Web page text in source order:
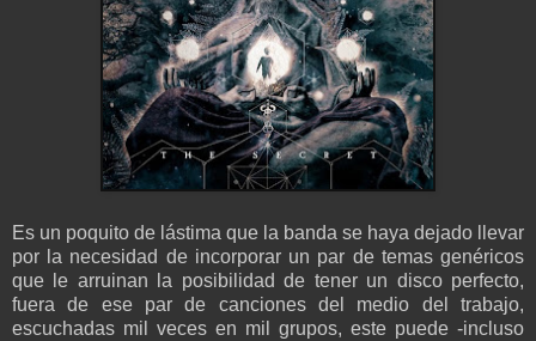
Es un poquito de lástima que la banda se haya dejado llevar
por la necesidad de incorporar un par de temas genéricos
que le arruinan la posibilidad de tener un disco perfecto,
fuera de ese par de canciones del medio del trabajo,
escuchadas mil veces en mil grupos, este puede -incluso